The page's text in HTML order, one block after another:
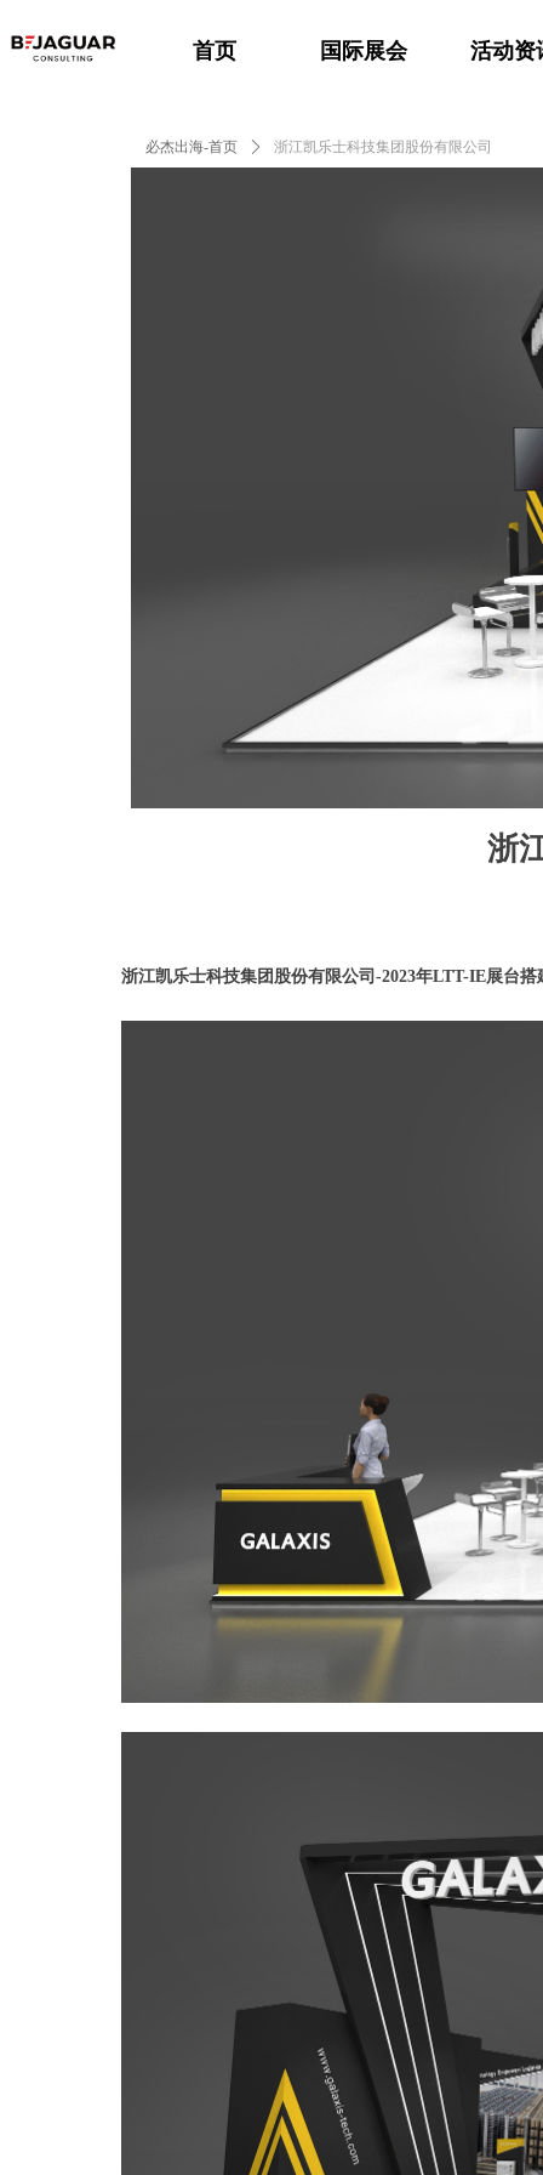
首页 国际展会 活动资
必杰出海-首页 ꄲ 浙江凯乐士科技集团股份有限公司
浙
浙江凯乐士科技集团股份有限公司 -2023年LTT-IE展台搭